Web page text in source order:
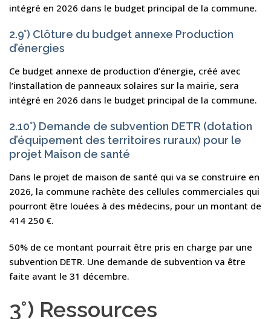
intégré en 2026 dans le budget principal de la commune.
2.9°) Clôture du budget annexe Production
d’énergies
Ce budget annexe de production d’énergie, créé avec
l’installation de panneaux solaires sur la mairie, sera
intégré en 2026 dans le budget principal de la commune.
2.10°) Demande de subvention DETR (dotation
d’équipement des territoires ruraux) pour le
projet Maison de santé
Dans le projet de maison de santé qui va se construire en
2026, la commune rachète des cellules commerciales qui
pourront être louées à des médecins, pour un montant de
414 250 €.
50% de ce montant pourrait être pris en charge par une
subvention DETR. Une demande de subvention va être
faite avant le 31 décembre.
3°) Ressources